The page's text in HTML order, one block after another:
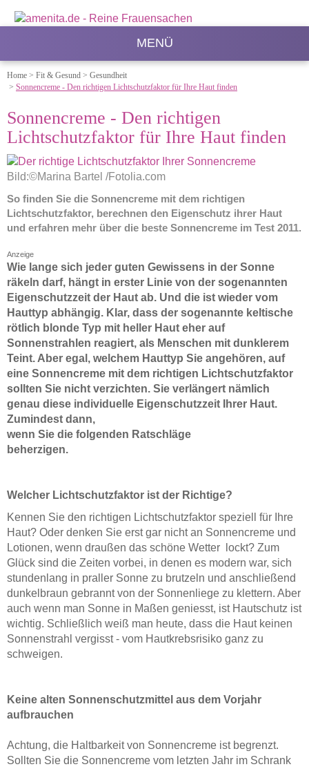
MENÜ
Home > Fit & Gesund > Gesundheit
> Sonnencreme - Den richtigen Lichtschutzfaktor für Ihre Haut finden
Sonnencreme - Den richtigen
Lichtschutzfaktor für Ihre Haut finden
Bild:©Marina Bartel /Fotolia.com
So finden Sie die Sonnencreme mit dem richtigen
Lichtschutzfaktor, berechnen den Eigenschutz ihrer Haut
und erfahren mehr über die beste Sonnencreme im Test 2011.
Anzeige
Wie lange sich jeder guten Gewissens in der Sonne
räkeln darf, hängt in erster Linie von der sogenannten
Eigenschutzzeit der Haut ab. Und die ist wieder vom
Hauttyp abhängig. Klar, dass der sogenannte keltische
rötlich blonde Typ mit heller Haut eher auf
Sonnenstrahlen reagiert, als Menschen mit dunklerem
Teint. Aber egal, welchem Hauttyp Sie angehören, auf
eine Sonnencreme mit dem richtigen Lichtschutzfaktor
sollten Sie nicht verzichten. Sie verlängert nämlich
genau diese individuelle Eigenschutzzeit Ihrer Haut.
Zumindest dann,
wenn Sie die folgenden Ratschläge
beherzigen.
Welcher Lichtschutzfaktor ist der Richtige?
Kennen Sie den richtigen Lichtschutzfaktor speziell für Ihre
Haut? Oder denken Sie erst gar nicht an Sonnencreme und
Lotionen, wenn draußen das schöne Wetter lockt? Zum
Glück sind die Zeiten vorbei, in denen es modern war, sich
stundenlang in praller Sonne zu brutzeln und anschließend
dunkelbraun gebrannt von der Sonnenliege zu klettern. Aber
auch wenn man Sonne in Maßen geniesst, ist Hautschutz ist
wichtig. Schließlich weiß man heute, dass die Haut keinen
Sonnenstrahl vergisst - vom Hautkrebsrisiko ganz zu
schweigen.
Keine alten Sonnenschutzmittel aus dem Vorjahr
aufbrauchen
Achtung, die Haltbarkeit von Sonnencreme ist begrenzt.
Sollten Sie die Sonnencreme vom letzten Jahr im Schrank